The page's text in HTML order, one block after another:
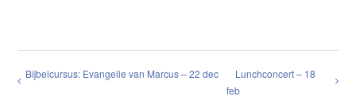
Bijbelcursus: Evangelie van Marcus – 22 dec
Lunchconcert – 18
feb